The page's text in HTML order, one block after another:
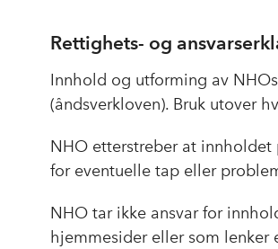
Rettighets- og
Innhold og utforming av
(åndsverkloven). Bruk utover
NHO etterstreber at
for eventuelle tap eller
NHO tar ikke ansvar for
hjemmesider eller som lenker